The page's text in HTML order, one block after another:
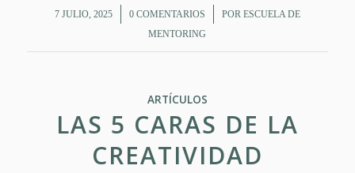
7 JULIO, 2025
/ 0 COMENTARIOS
/ POR ESCUELA DE
MENTORING
ARTÍCULOS
LAS 5 CARAS DE LA
CREATIVIDAD